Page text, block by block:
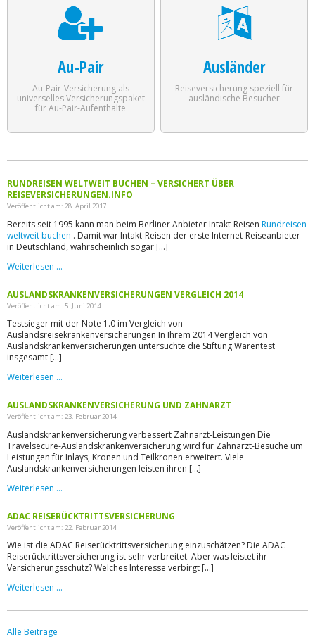
Au-Pair
Au-Pair-Versicherung als
universelles Versicherungspaket
für Au-Pair-Aufenthalte
Ausländer
Reiseversicherung speziell für
ausländische Besucher
RUNDREISEN WELTWEIT BUCHEN – VERSICHERT ÜBER
REISEVERSICHERUNGEN.INFO
Veröffentlicht am: 28. April 2017
Bereits seit 1995 kann man beim Berliner Anbieter Intakt-Reisen Rundreisen
weltweit buchen . Damit war Intakt-Reisen der erste Internet-Reiseanbieter
in Deutschland, wahrscheinlich sogar […]
Weiterlesen …
AUSLANDSKRANKENVERSICHERUNGEN VERGLEICH 2014
Veröffentlicht am: 5. Juni 2014
Testsieger mit der Note 1.0 im Vergleich von
Auslandsreisekrankenversicherungen In Ihrem 2014 Vergleich von
Auslandskrankenversicherungen untersuchte die Stiftung Warentest
insgesamt […]
Weiterlesen …
AUSLANDSKRANKENVERSICHERUNG UND ZAHNARZT
Veröffentlicht am: 23. Februar 2014
Auslandskrankenversicherung verbessert Zahnarzt-Leistungen Die
Travelsecure-Auslandskrankenversicherung wird für Zahnarzt-Besuche um
Leistungen für Inlays, Kronen und Teilkronen erweitert. Viele
Auslandskrankenversicherungen leisten ihren […]
Weiterlesen …
ADAC REISERÜCKTRITTSVERSICHERUNG
Veröffentlicht am: 22. Februar 2014
Wie ist die ADAC Reiserücktrittsversicherung einzuschätzen? Die ADAC
Reiserücktrittsversicherung ist sehr verbreitet. Aber was leistet ihr
Versicherungsschutz? Welches Interesse verbirgt […]
Weiterlesen …
Alle Beiträge